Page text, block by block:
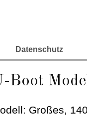
Datenschutz
Boot
Großes,